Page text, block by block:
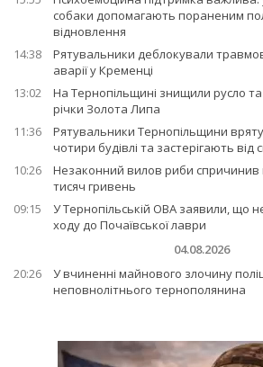
собаки допомагають пораненим
відновлення
14:38
Рятувальники деблокували
аварії у Кременці
13:02
На Тернопільщині знищили русло
річки Золота Липа
11:36
Рятувальники Тернопільщини
чотири будівлі та застерігають
10:26
Незаконний вилов риби
тисяч гривень
09:15
У Тернопільській ОВА заявили, що
ходу до Почаївської лаври
04.08.2026
20:26
У вчиненні майнового злочину
неповнолітнього тернополянина